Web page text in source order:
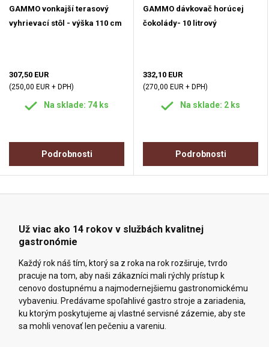
GAMMO vonkajší terasový
vyhrievací stôl - výška 110 cm
307,50 EUR
(250,00 EUR + DPH)
Na sklade: 74 ks
Podrobnosti
GAMMO dávkovač horúcej
čokolády- 10 litrový
332,10 EUR
(270,00 EUR + DPH)
Na sklade: 2 ks
Podrobnosti
Už viac ako 14 rokov v službách kvalitnej
gastronómie
Každý rok náš tím, ktorý sa z roka na rok rozširuje, tvrdo
pracuje na tom, aby naši zákazníci mali rýchly prístup k
cenovo dostupnému a najmodernejšiemu gastronomickému
vybaveniu. Predávame spoľahlivé gastro stroje a zariadenia,
ku ktorým poskytujeme aj vlastné servisné zázemie, aby ste
sa mohli venovať len pečeniu a vareniu.